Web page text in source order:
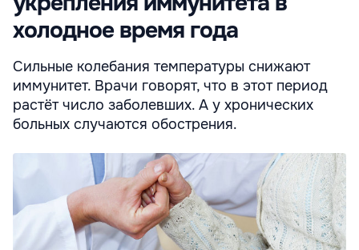
холодное время года
Сильные колебания температуры снижают
иммунитет. Врачи говорят, что в этот период
растёт число заболевших. А у хронических
больных случаются обострения.